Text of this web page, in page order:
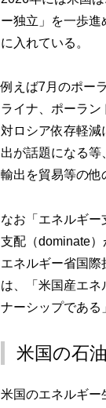
ー独立」を一歩
に入れている。
例えば7月のポー
ライナ、ポーラ
対ロシア依存軽減
出が話題になる
輸出を貿易等の他
なお「エネルギー
支配（dominate
エネルギー省国際
は、「米国産エネ
ナーシップである
米国の石
米国のエネルギー